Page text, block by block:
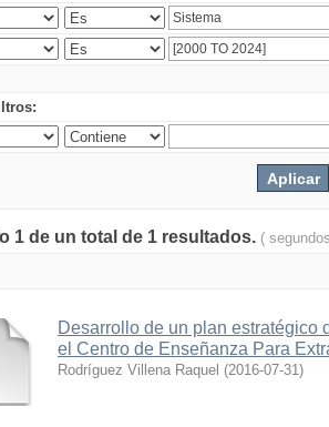
1 de un total de 1 resultados. (
Desarrollo de un plan estratégico
el Centro de Enseñanza Para
Rodríguez Villena Raquel (2016-07-31)